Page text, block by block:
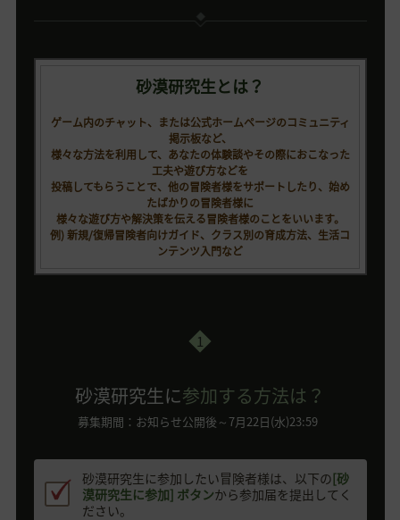
砂漠研究生とは？
ゲーム内のチャット、または公式ホームページのコミュニティ
掲示板など、
様々な方法を利用して、あなたの体験談やその際におこなった
工夫や遊び方などを
投稿してもらうことで、他の冒険者様をサポートしたり、始め
たばかりの冒険者様に
様々な遊び方や解決策を伝える冒険者様のことをいいます。
例) 新規/復帰冒険者向けガイド、クラス別の育成方法、生活コ
ンテンツ入門など
1
砂漠研究生に参加する方法は？
募集期間：お知らせ公開後～7月22日(水)23:59
砂漠研究生に参加したい冒険者様は、以下の[砂
漠研究生に参加] ボタンから参加届を提出してく
ださい。